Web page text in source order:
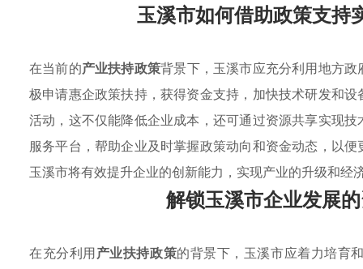
玉溪市如何借助政策支持
在当前的产业扶持政策背景下，玉溪市应充分利用地方
极申请惠企政策扶持，获得资金支持，加快技术研发和
活动，这不仅能降低企业成本，还可通过资源共享实现
服务平台，帮助企业及时掌握政策动向和资金动态，以
玉溪市将有效提升企业的创新能力，实现产业的升级和经
解锁玉溪市企业发展
在充分利用产业扶持政策的背景下，玉溪市应着力培育